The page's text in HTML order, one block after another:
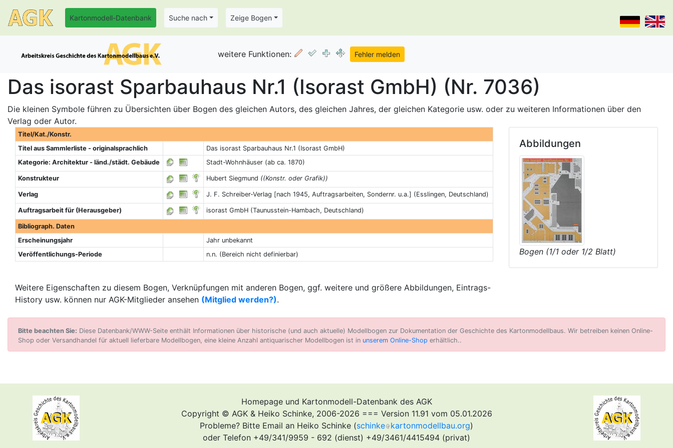
Kartonmodell-Datenbank Suche nach Zeige Bogen
weitere Funktionen:
Das isorast Sparbauhaus Nr.1 (Isorast GmbH) (Nr. 7036)
Die kleinen Symbole führen zu Übersichten über Bogen des gleichen Autors, des gleichen Jahres, der gleichen Kategorie usw. oder zu weiteren Informationen über den
Verlag oder Autor.
Titel/Kat./Konstr.
Titel aus Sammlerliste - originalsprachlich
Das isorast Sparbauhaus Nr.1 (Isorast GmbH)
Kategorie: Architektur - länd./städt. Gebäude
Stadt-Wohnhäuser (ab ca. 1870)
Konstrukteur Hubert Siegmund ((Konstr. oder Grafik))
Verlag J. F. Schreiber-Verlag [nach 1945, Auftragsarbeiten, Sondernr. u.a.] (Esslingen, Deutschland)
Auftragsarbeit für (Herausgeber) isorast GmbH (Taunusstein-Hambach, Deutschland)
Bibliograph. Daten
Erscheinungsjahr
Jahr unbekannt
Veröffentlichungs-Periode
n.n. (Bereich nicht definierbar)
Weitere Eigenschaften zu diesem Bogen, Verknüpfungen mit anderen Bogen, ggf. weitere und größere Abbildungen, Eintrags-
History usw. können nur AGK-Mitglieder ansehen (Mitglied werden?).
Abbildungen
Bogen (1/1 oder 1/2 Blatt)
Bitte beachten Sie: Diese Datenbank/WWW-Seite enthält Informationen über historische (und auch aktuelle) Modellbogen zur Dokumentation der Geschichte des Kartonmodellbaus. Wir betreiben keinen Online-
Shop oder Versandhandel für aktuell lieferbare Modellbogen, eine kleine Anzahl antiquarischer Modellbogen ist in unserem Online-Shop erhältlich..
Homepage und Kartonmodell-Datenbank des AGK
Copyright © AGK & Heiko Schinke, 2006-2026 === Version 11.91 vom 05.01.2026
Probleme? Bitte Email an Heiko Schinke (schinke kartonmodellbau.org)
oder Telefon +49/341/9959 - 692 (dienst) +49/3461/4415494 (privat)